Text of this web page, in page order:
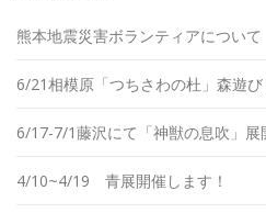
熊本地震災害ボランティアについて
6/21相模原「つちさわの杜」森遊び
6/17-7/1藤沢にて「神獣の息吹」展
4/10~4/19 青展開催します！